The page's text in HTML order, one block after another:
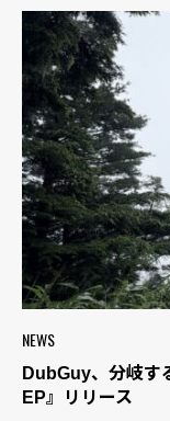
NEWS
DubGuy、分岐す
EP』リリース